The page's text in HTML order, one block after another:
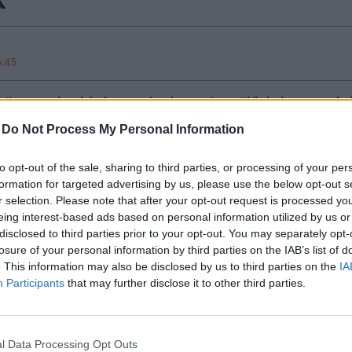
Do Not Process My Personal Information
opt-out of the sale, sharing to third parties, or processing of your
for targeted advertising by us, please use the below opt-out
selection. Please note that after your opt-out request is processed
interest-based ads based on personal information utilized by us
to third parties prior to your opt-out. You may separately
of your personal information by third parties on the IAB’s list of
This information may also be disclosed by us to third parties on the
Participants that may further disclose it to other third parties.
Data Processing Opt Outs
a hír, hogy a budapesti repülőtér lassan
a magyar kormány partnere egy francia vállalat
pedig a Bloomberg erősítette meg, amely azt is
a tranzakció, amit a magyar kormány évek óta
70 repülőteret üzemeltet világszerte – megnéztük,
mint 100 éves múltra visszatekintő francia cégcsoport,
az építőipar, az energetika és koncessziók